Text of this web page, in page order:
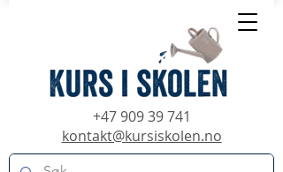
+47 909 39 741
kontakt@kursiskolen.no